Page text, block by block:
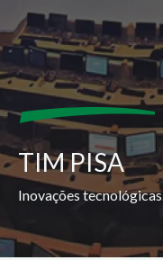
TIM PISA
Inovações tecnológicas.